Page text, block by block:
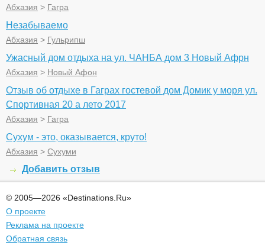
Абхазия > Гагра
Незабываемо
Абхазия > Гульрипш
Ужасный дом отдыха на ул. ЧАНБА дом 3 Новый Афрн
Абхазия > Новый Афон
Отзыв об отдыхе в Гаграх гостевой дом Домик у моря ул.
Спортивная 20 а лето 2017
Абхазия > Гагра
Сухум - это, оказывается, круто!
Абхазия > Сухуми
Добавить отзыв
© 2005—2026 «Destinations.Ru»
О проекте
Реклама на проекте
Обратная связь